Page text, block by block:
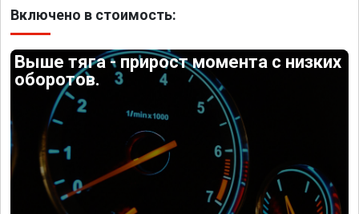
Включено в стоимость:
Выше тяга - прирост момента с низких
оборотов.